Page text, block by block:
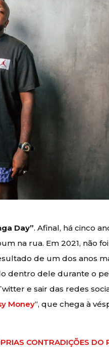
Day”. Afinal, há cinco
na rua. Em 2021, não
de um dos anos
dentro dele durante o
e sair das redes
Money“, que chega à
CONTRADIÇÕES DO